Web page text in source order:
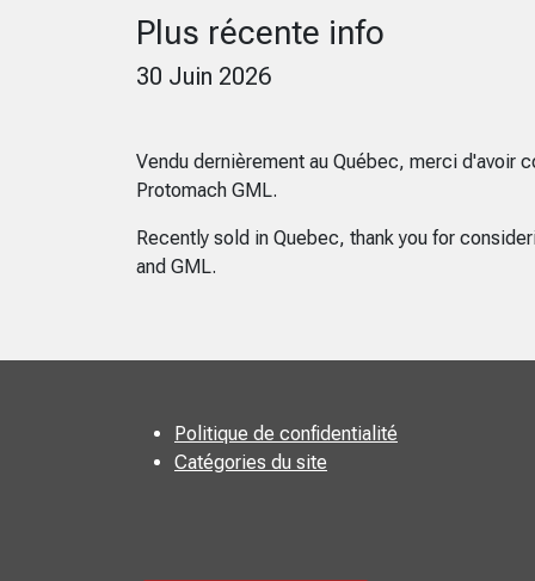
Plus récente info
30 Juin 2026
Vendu dernièrement au Québec, merci d'avoir
Protomach GML.
Recently sold in Quebec, thank you for
and GML.
Politique de confidentialité
Catégories du site